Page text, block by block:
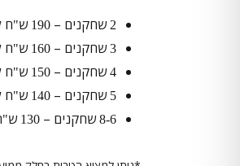
2 שחקנים – 190 ש"ח
3 שחקנים – 160 ש"ח
4 שחקנים – 150 ש"ח
5 שחקנים – 140 ש"ח
8-6 שחקנים – 130 ש"